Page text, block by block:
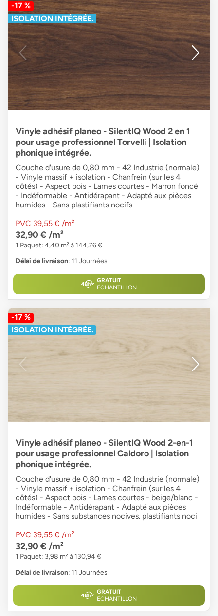
-17 %
ISOLATION INTÉGRÉE.
Vinyle adhésif planeo - SilentIQ Wood 2 en 1
pour usage professionnel Torvelli | Isolation
phonique intégrée.
Couche d'usure de 0,80 mm - 42 Industrie (normale)
- Vinyle massif + isolation - Chanfrein (sur les 4
côtés) - Aspect bois - Lames courtes - Marron foncé
- Indéformable - Antidérapant - Adapté aux pièces
humides - Sans plastifiants nocifs
PVC 39,55 € /m²
32,90 € /m²
1 Paquet: 4,40 m² à 144,76 €
Délai de livraison: 11 Journées
GRATUIT
ÉCHANTILLON
-17 %
ISOLATION INTÉGRÉE.
Vinyle adhésif planeo - SilentIQ Wood 2-en-1
pour usage professionnel Caldoro | Isolation
phonique intégrée.
Couche d'usure de 0,80 mm - 42 Industrie (normale)
- Vinyle massif + isolation - Chanfrein (sur les 4
côtés) - Aspect bois - Lames courtes - beige/blanc -
Indéformable - Antidérapant - Adapté aux pièces
humides - Sans substances nocives. plastifiants noci
PVC 39,55 € /m²
32,90 € /m²
1 Paquet: 3,98 m² à 130,94 €
Délai de livraison: 11 Journées
GRATUIT
ÉCHANTILLON